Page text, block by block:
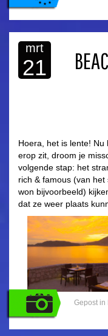
mrt
21
Hoera, het is lente!
erop zit, droom je
volgende stap: het
rich & famous (van
won bijvoorbeeld)
dat ze weer plaats
Gepost in